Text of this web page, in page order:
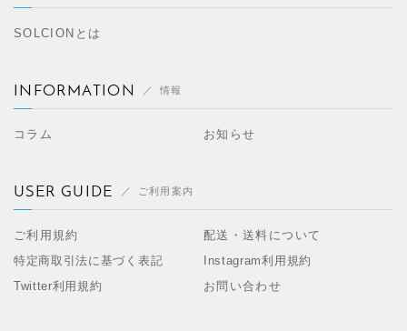
SOLCIONとは
INFORMATION 情報
コラム お知らせ
USER GUIDE ご利用案内
ご利用規約
配送・送料について
特定商取引法に基づく表記
Instagram利用規約
Twitter利用規約
お問い合わせ